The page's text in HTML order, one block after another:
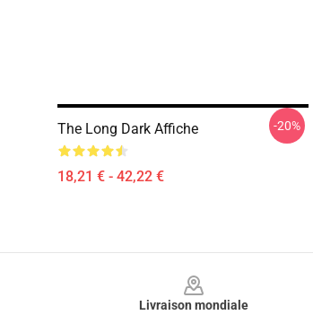
The Long Dark Affiche
18,21 € - 42,22 €
-20%
Livraison mondiale